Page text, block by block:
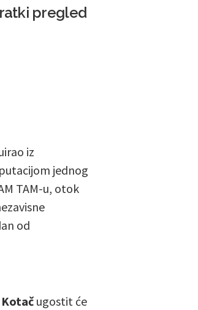
pregled
iz
jednog
TAM-u, otok
od
ugostit će